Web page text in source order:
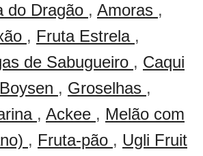
do Dragão , Amoras ,
, Fruta Estrela ,
de Sabugueiro , Caqui
, Groselhas ,
, Ackee , Melão com
, Fruta-pão , Ugli Fruit